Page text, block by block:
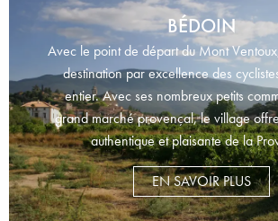
BÉDOIN
Avec le point de départ du Mont
destination par excellence des
entier. Avec ses nombreux petits
grand marché provençal, le village
authentique et plaisante de la
EN SAVOIR PLUS